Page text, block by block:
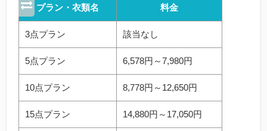
プラン・衣類名 料金
3点プラン 該当なし
5点プラン 6,578円～7,980円
10点プラン 8,778円～12,650円
15点プラン 14,880円～17,050円